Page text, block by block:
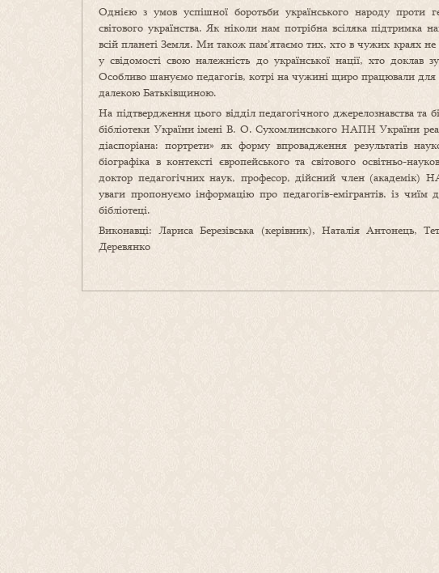
Однією з умов успішної боротьби українського народу проти
світового українства. Як ніколи нам потрібна всіляка підтримка
всій планеті Земля. Ми також пам’ятаємо тих, хто в чужих краях не
у свідомості свою належність до української нації, хто
Особливо шануємо педагогів, котрі на чужині щиро працювали для
далекою Батьківщиною.
На підтвердження цього відділ педагогічного джерелознавства та
бібліотеки України імені В. О. Сухомлинського НАПН України
діаспоріана: портрети» як форму впровадження результатів
біографіка в контексті європейського та світового освітньо-
доктор педагогічних наук, професор, дійсний член (академік)
уваги пропонуємо інформацію про педагогів-емігрантів, із
бібліотеці.
Виконавці: Лариса Березівська (керівник), Наталія Антонець,
Деревянко